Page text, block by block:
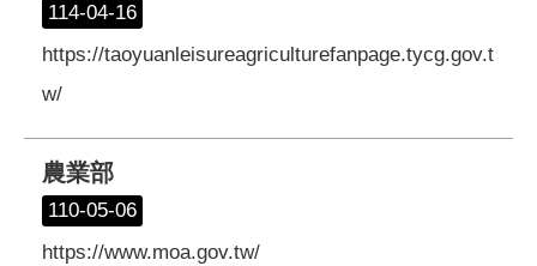
114-04-16
https://taoyuanleisureagriculturefanpage.tycg.gov.t
w/
農業部
110-05-06
https://www.moa.gov.tw/